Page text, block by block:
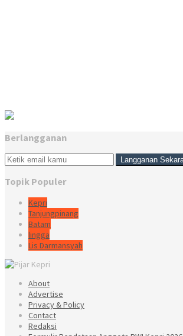
Berlangganan
Topik Populer
Kepri
Tanjungpinang
Batam
lingga
Lis Darmansyah
About
Advertise
Privacy & Policy
Contact
Redaksi